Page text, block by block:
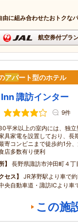
由に組み合わせたおトクな
航空券付プラ
アパート型のホテル
諏訪インター
9件
平米以上の室内には、独
具家電を設置しており、長
寄コンビニまで徒歩約1分
店多数有り便利
長野県諏訪市沖田町４丁
セス
JR茅野駅より車で
央自動車道・諏訪ICより車
この施